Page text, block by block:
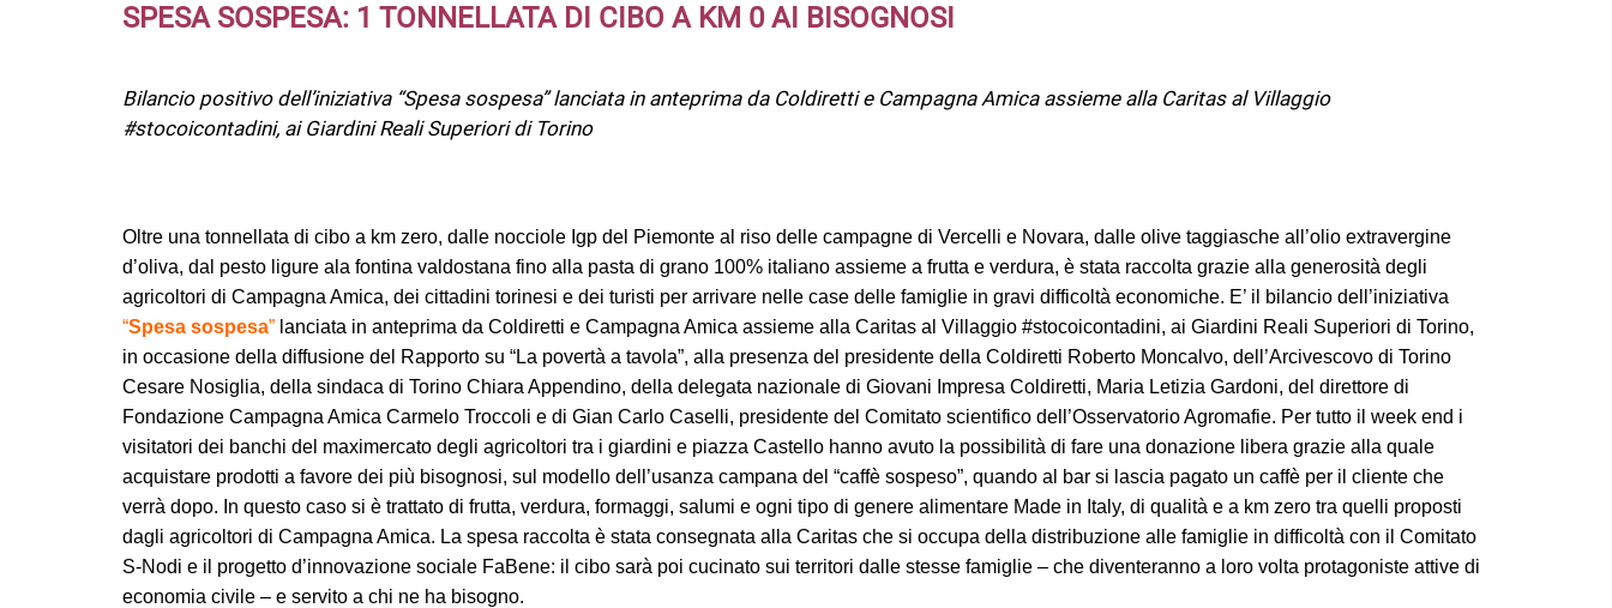
SPESA SOSPESA: 1 TONNELLATA DI CIBO A KM 0 AI BISOGNOSI
Bilancio positivo dell’iniziativa “Spesa sospesa” lanciata in anteprima da Coldiretti e Campagna Amica assieme alla Caritas al Villaggio
#stocoicontadini, ai Giardini Reali Superiori di Torino
Oltre una tonnellata di cibo a km zero, dalle nocciole Igp del Piemonte al riso delle campagne di Vercelli e Novara, dalle olive taggiasche all’olio extravergine
d’oliva, dal pesto ligure ala fontina valdostana fino alla pasta di grano 100% italiano assieme a frutta e verdura, è stata raccolta grazie alla generosità degli
agricoltori di Campagna Amica, dei cittadini torinesi e dei turisti per arrivare nelle case delle famiglie in gravi difficoltà economiche. E’ il bilancio dell’iniziativa
“Spesa sospesa” lanciata in anteprima da Coldiretti e Campagna Amica assieme alla Caritas al Villaggio #stocoicontadini, ai Giardini Reali Superiori di Torino,
in occasione della diffusione del Rapporto su “La povertà a tavola”, alla presenza del presidente della Coldiretti Roberto Moncalvo, dell’Arcivescovo di Torino
Cesare Nosiglia, della sindaca di Torino Chiara Appendino, della delegata nazionale di Giovani Impresa Coldiretti, Maria Letizia Gardoni, del direttore di
Fondazione Campagna Amica Carmelo Troccoli e di Gian Carlo Caselli, presidente del Comitato scientifico dell’Osservatorio Agromafie. Per tutto il week end i
visitatori dei banchi del maximercato degli agricoltori tra i giardini e piazza Castello hanno avuto la possibilità di fare una donazione libera grazie alla quale
acquistare prodotti a favore dei più bisognosi, sul modello dell’usanza campana del “caffè sospeso”, quando al bar si lascia pagato un caffè per il cliente che
verrà dopo. In questo caso si è trattato di frutta, verdura, formaggi, salumi e ogni tipo di genere alimentare Made in Italy, di qualità e a km zero tra quelli proposti
dagli agricoltori di Campagna Amica. La spesa raccolta è stata consegnata alla Caritas che si occupa della distribuzione alle famiglie in difficoltà con il Comitato
S-Nodi e il progetto d’innovazione sociale FaBene: il cibo sarà poi cucinato sui territori dalle stesse famiglie – che diventeranno a loro volta protagoniste attive di
economia civile – e servito a chi ne ha bisogno.